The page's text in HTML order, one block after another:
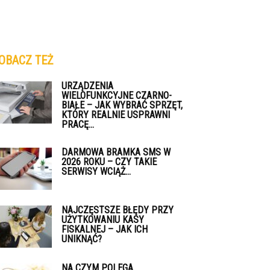
TEŻ
URZĄDZENIA
WIELOFUNKCYJNE CZARNO-
BIAŁE – JAK WYBRAĆ SPRZĘT,
KTÓRY REALNIE USPRAWNI
PRACĘ...
DARMOWA BRAMKA SMS W
2026 ROKU – CZY TAKIE
SERWISY WCIĄŻ...
NAJCZĘSTSZE BŁĘDY PRZY
UŻYTKOWANIU KASY
FISKALNEJ – JAK ICH
UNIKNĄĆ?